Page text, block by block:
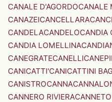
CANALE D'AGORDOCANALE
CANAZEICANCELLARA
CANDELACANDELOCANDIA
CANDIA LOMELLINA
CANEGRATECANELLI
CANICATTI'CANICATTINI
CANISTROCANNA
CANNERO RIVIERA